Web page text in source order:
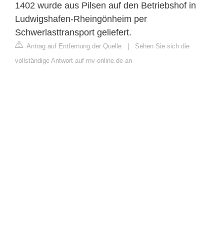
1402 wurde aus Pilsen auf den Betriebshof in
Ludwigshafen-Rheingönheim per
Schwerlasttransport geliefert.
Antrag auf Entfernung der Quelle
Sehen Sie sich die
vollständige Antwort auf rnv-online.de an